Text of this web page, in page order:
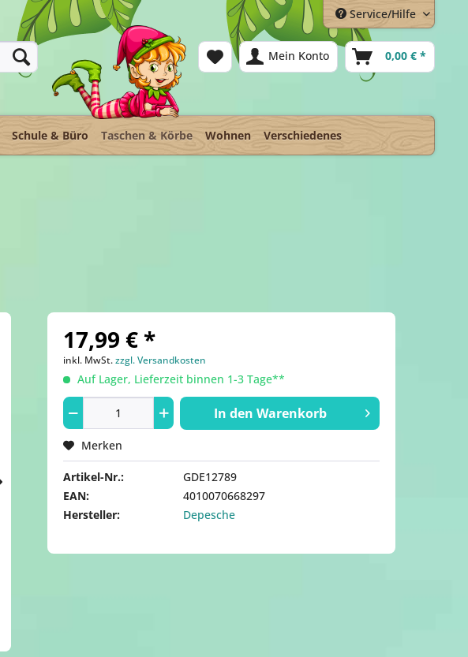
Service/Hilfe
Mein Konto 0,00 € *
Schule & Büro Taschen & Körbe Wohnen Verschiedenes
17,99 € *
inkl. MwSt.zzgl. Versandkosten
Auf Lager, Lieferzeit binnen 1-3 Tage**
In den Warenkorb
Merken
Artikel-Nr.:
GDE12789
EAN:
4010070668297
Hersteller:
Depesche